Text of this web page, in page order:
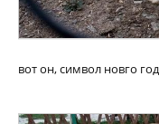
вот он, символ новго